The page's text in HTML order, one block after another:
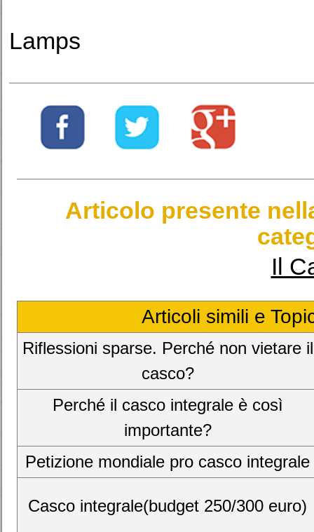
Lamps
Articolo presente
Il
Articoli simili e
Riflessioni sparse. Perché non vietare il
casco?
Perché il casco integrale è così
importante?
Petizione mondiale pro casco integrale
Casco integrale(budget 250/300 euro)